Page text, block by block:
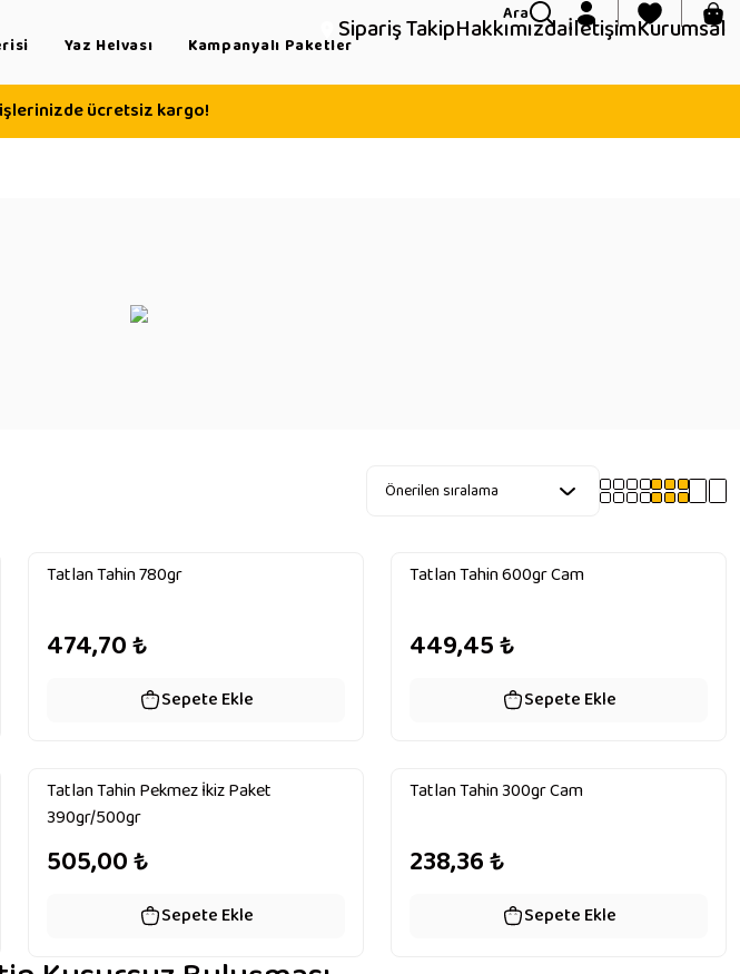
Yaz Helvası Kampanyalı PaketlerSipariş TakipHakkımızdaİletişimKurumsal
Ara
ücretsiz kargo!
Tatlan Tahin 780gr
474,70₺
Sepete Ekle
Tatlan Tahin 600gr Cam
449,45₺
Sepete Ekle
Tatlan Tahin Pekmez İkiz Paket
390gr/500gr
505,00₺
Sepete Ekle
Tatlan Tahin 300gr Cam
238,36₺
Sepete Ekle